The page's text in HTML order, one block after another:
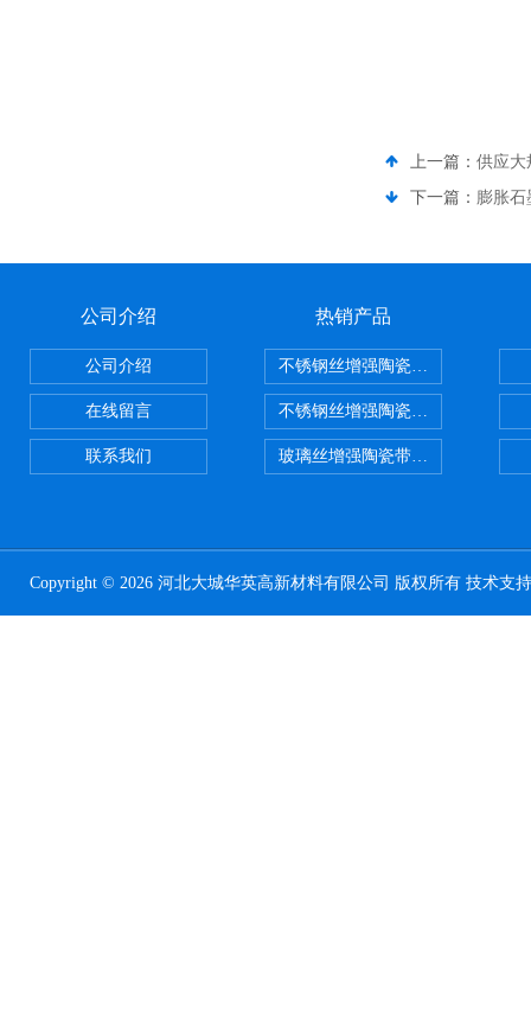
上一篇： 供应大
下一篇： 膨胀石
公司介绍
公司介绍
在线留言
联系我们
热销产品
不锈钢丝增强陶瓷纤维布，陶瓷布
不锈钢丝增强陶瓷纤维布应用范围
玻璃丝增强陶瓷带，硅酸铝纤维
Copyright © 2026 河北大城华英高新材料有限公司 版权所有 技术支